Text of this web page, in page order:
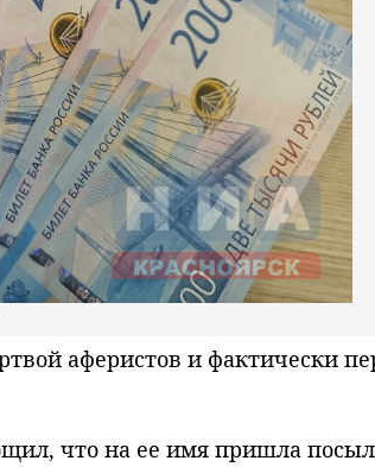
аферистов и фактически
что на ее имя пришла